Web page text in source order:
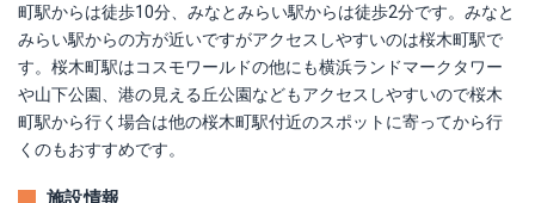
町駅からは徒歩10分、みなとみらい駅からは徒歩2分です。みなと
みらい駅からの方が近いですがアクセスしやすいのは桜木町駅で
す。桜木町駅はコスモワールドの他にも横浜ランドマークタワー
や山下公園、港の見える丘公園などもアクセスしやすいので桜木
町駅から行く場合は他の桜木町駅付近のスポットに寄ってから行
くのもおすすめです。